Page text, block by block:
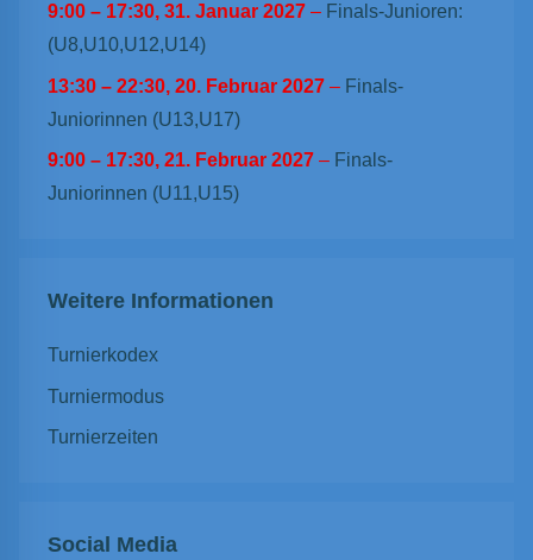
9:00 – 17:30, 31. Januar 2027 – Finals-Junioren:
(U8,U10,U12,U14)
13:30 – 22:30, 20. Februar 2027 – Finals-
Juniorinnen (U13,U17)
9:00 – 17:30, 21. Februar 2027 – Finals-
Juniorinnen (U11,U15)
Weitere Informationen
Turnierkodex
Turniermodus
Turnierzeiten
Social Media